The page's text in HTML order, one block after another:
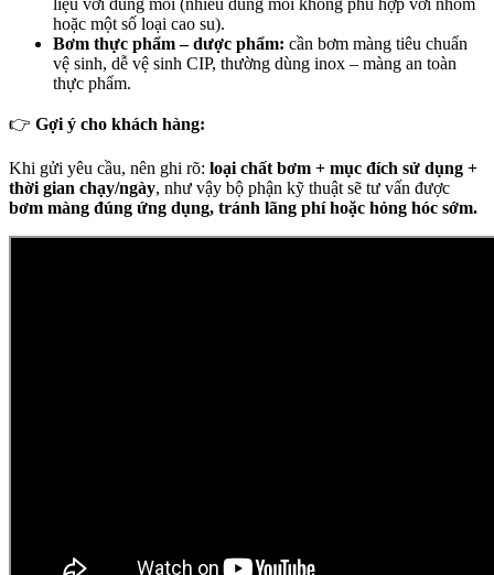
liệu với dung môi (nhiều dung môi không phù hợp với nhôm
hoặc một số loại cao su).
Bơm thực phẩm – dược phẩm: cần bơm màng tiêu chuẩn
vệ sinh, dễ vệ sinh CIP, thường dùng inox – màng an toàn
thực phẩm.
👉 Gợi ý cho khách hàng:
Khi gửi yêu cầu, nên ghi rõ: loại chất bơm + mục đích sử dụng +
thời gian chạy/ngày, như vậy bộ phận kỹ thuật sẽ tư vấn được
bơm màng đúng ứng dụng, tránh lãng phí hoặc hỏng hóc sớm.